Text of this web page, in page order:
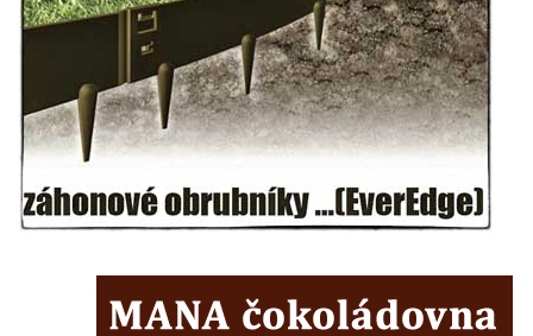
Pamětní deska Johanna Neumanna
severně od Tokáně
Obrázek svatého Huberta na buku svatého
Huberta
Obrázek svatého Jakuba na skále u cesty
Busta Jana Amose Komenského na domě
Socha ležícího koně v Sadech
Československé armády v Teplicích